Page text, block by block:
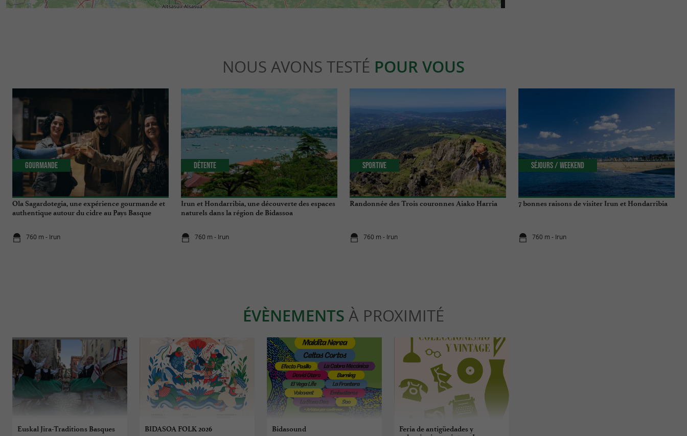
NOUS AVONS TESTÉ POUR VOUS
Ola Sagardotegia, une expérience gourmande et
authentique autour du cidre au Pays Basque
760 m - Irun
Gourmande
Irun et Hondarribia, une découverte des espaces
naturels dans la région de Bidassoa
760 m - Irun
Détente
Randonnée des Trois couronnes Aiako Harria
760 m - Irun
Sportive
7 bonnes raisons de visiter Irun et Hondarribia
760 m - Irun
Séjours / Weekend
ÉVÈNEMENTS À PROXIMITÉ
Euskal Jira-Traditions Basques BIDASOA FOLK 2026 Bidasound
Feria de antigüedades y